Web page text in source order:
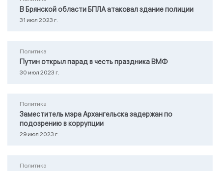
В Брянской области БПЛА атаковал здание полиции
31 июл 2023 г.
Политика
Путин открыл парад в честь праздника ВМФ
30 июл 2023 г.
Политика
Заместитель мэра Архангельска задержан по
подозрению в коррупции
29 июл 2023 г.
Политика